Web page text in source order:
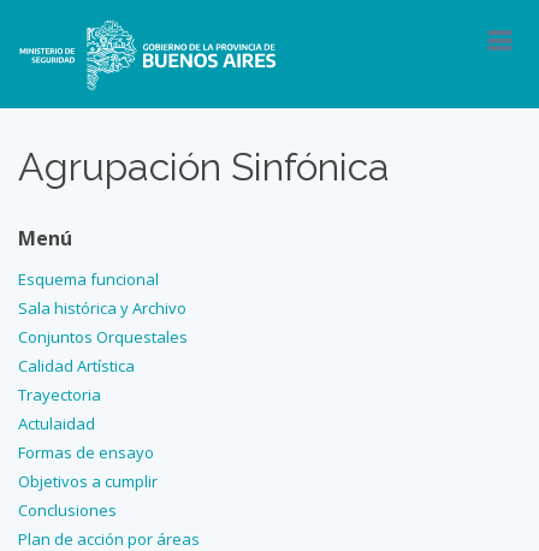
Agrupación Sinfónica
Menú
Esquema funcional
Sala histórica y Archivo
Conjuntos Orquestales
Calidad Artística
Trayectoria
Actulaidad
Formas de ensayo
Objetivos a cumplir
Conclusiones
Plan de acción por áreas